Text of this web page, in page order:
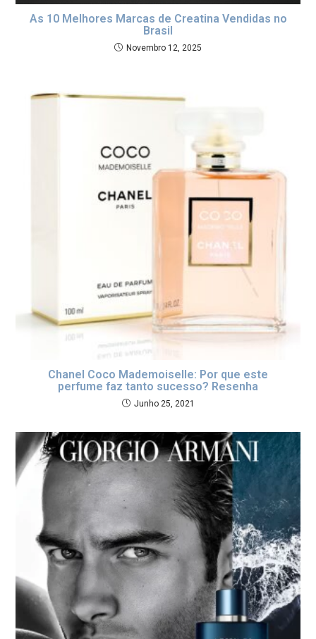
As 10 Melhores Marcas de Creatina Vendidas no
Brasil
Novembro 12, 2025
Chanel Coco Mademoiselle: Por que este
perfume faz tanto sucesso? Resenha
Junho 25, 2021